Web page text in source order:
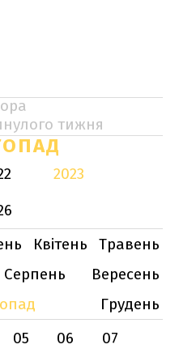
тижня
2023
Квітень
Травень
Серпень
Вересень
Грудень
05 06
07